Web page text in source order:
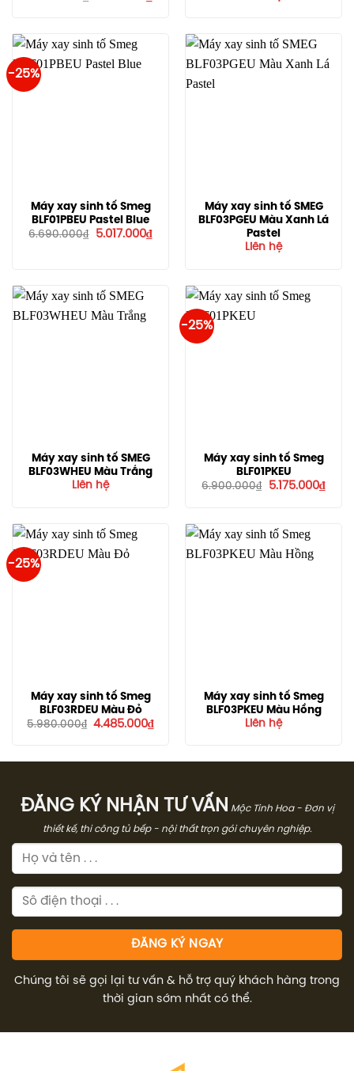
hiện
5.017.000₫.
-25%
Máy xay sinh tố Smeg
BLF01PBEU Pastel Blue
6.690.000₫
Giá
5.017.000₫Giá
Máy xay sinh tố SMEG
BLF03PGEU Màu Xanh Lá
Pastel
Liên hệ
Máy xay sinh tố SMEG
BLF03WHEU Màu Trắng
Liên hệ
-25%
Máy xay sinh tố Smeg
BLF01PKEU
6.900.000₫
Giá
5.175.000₫Giá
-25%
Máy xay sinh tố Smeg
BLF03RDEU Màu Đỏ
5.980.000₫ Giá
4.485.000₫Giá
4.485.000₫.
Máy xay sinh tố Smeg
BLF03PKEU Màu Hồng
Liên hệ
ĐĂNG KÝ NHẬN TƯ VẤN Mộc Tinh Hoa - Đơn vị
thiết kế, thi công tủ bếp - nội thất trọn gói chuyên nghiệp.
Chúng tôi sẽ gọi lại tư vấn & hỗ trợ quý khách hàng trong
thời gian sớm nhất có thể.